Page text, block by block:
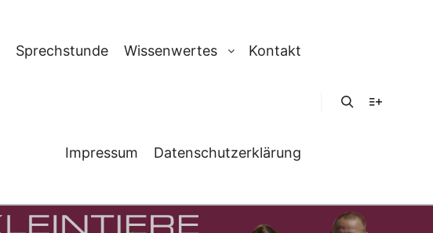
Sprechstunde Wissenwertes Kontakt
Impressum Datenschutzerklärung